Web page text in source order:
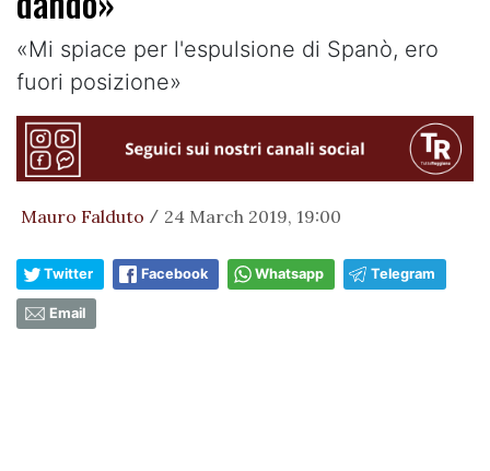
«Mi spiace per l'espulsione di Spanò, ero
fuori posizione»
Mauro Falduto / 24 March 2019, 19:00
Twitter Facebook Whatsapp Telegram
Email